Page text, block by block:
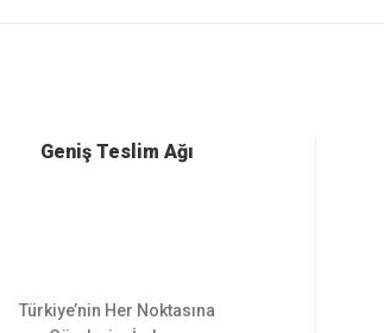
Geniş Teslim Ağı
Türkiye’nin Her Noktasına